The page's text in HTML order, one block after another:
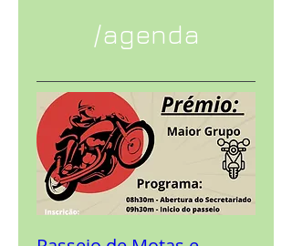
/agenda